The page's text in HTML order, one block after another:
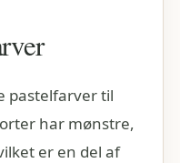
pastelfarver til
har mønstre,
er en del af